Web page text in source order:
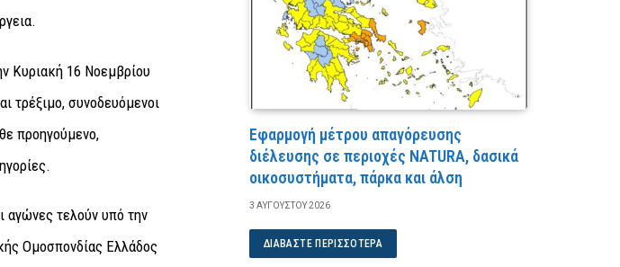
Κυριακή 16 Νοεμβρίου
τρέξιμο, συνοδευόμενοι
προηγούμενο,
αγώνες τελούν υπό την
Ομοσπονδίας Ελλάδος
Εφαρμογή μέτρου απαγόρευσης
διέλευσης σε περιοχές NATURA, δασικά
οικοσυστήματα, πάρκα και άλση
3 ΑΥΓΟΎΣΤΟΥ 2026
ΔΙΑΒΆΣΤΕ ΠΕΡΙΣΣΌΤΕΡΑ